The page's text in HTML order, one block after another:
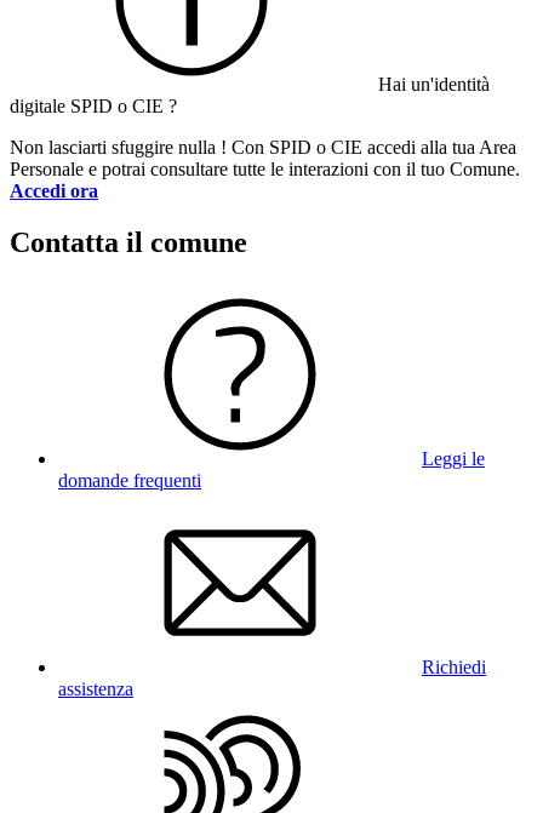
Hai un'identità
digitale SPID o CIE ?
Non lasciarti sfuggire nulla ! Con SPID o CIE accedi alla tua Area
Personale e potrai consultare tutte le interazioni con il tuo Comune.
Accedi ora
Contatta il comune
Leggi le
domande frequenti
Richiedi
assistenza